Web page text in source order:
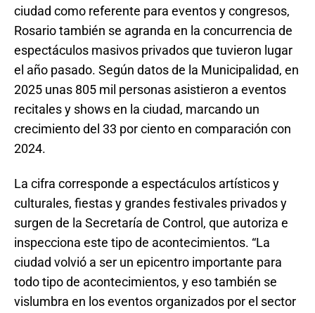
ciudad como referente para eventos y congresos,
Rosario también se agranda en la concurrencia de
espectáculos masivos privados que tuvieron lugar
el año pasado. Según datos de la Municipalidad, en
2025 unas 805 mil personas asistieron a eventos
recitales y shows en la ciudad, marcando un
crecimiento del 33 por ciento en comparación con
2024.
La cifra corresponde a espectáculos artísticos y
culturales, fiestas y grandes festivales privados y
surgen de la Secretaría de Control, que autoriza e
inspecciona este tipo de acontecimientos. “La
ciudad volvió a ser un epicentro importante para
todo tipo de acontecimientos, y eso también se
vislumbra en los eventos organizados por el sector